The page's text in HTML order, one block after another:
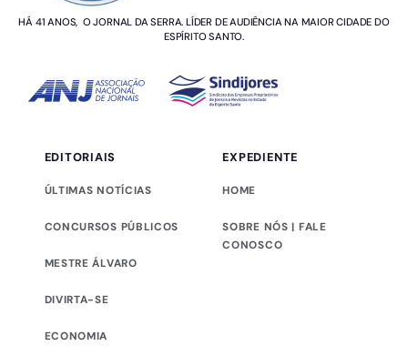
HÁ 41 ANOS, O JORNAL DA SERRA. LÍDER DE AUDIÊNCIA NA MAIOR CIDADE DO
ESPÍRITO SANTO.
EDITORIAIS
ÚLTIMAS NOTÍCIAS
CONCURSOS PÚBLICOS
MESTRE ÁLVARO
DIVIRTA-SE
ECONOMIA
EXPEDIENTE
HOME
SOBRE NÓS | FALE
CONOSCO